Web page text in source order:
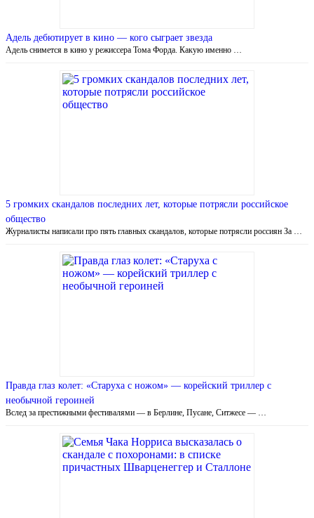
Адель дебютирует в кино — кого сыграет звезда
Адель снимется в кино у режиссера Тома Форда. Какую именно …
5 громких скандалов последних лет, которые потрясли российское
общество
Журналисты написали про пять главных скандалов, которые потрясли россиян За …
Правда глаз колет: «Старуха с ножом» — корейский триллер с
необычной героиней
Вслед за престижными фестивалями — в Берлине, Пусане, Ситжесе — …